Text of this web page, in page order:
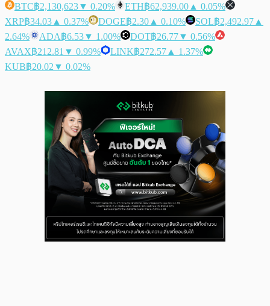
BTC฿2,130,623▼ 0.20% ETH฿62,939.00 ▲ 0.05%
XRP฿34.03 ▲ 0.37% DOGE฿2.30 ▲ 0.10% SOL฿2,492.97 ▲
2.64%
ADA฿6.53▼ 1.00% DOT฿26.77▼ 0.56%
AVAX฿212.81 ▼ 0.99% LINK฿272.57 ▲ 1.37%
KUB฿20.02 ▼ 0.02%